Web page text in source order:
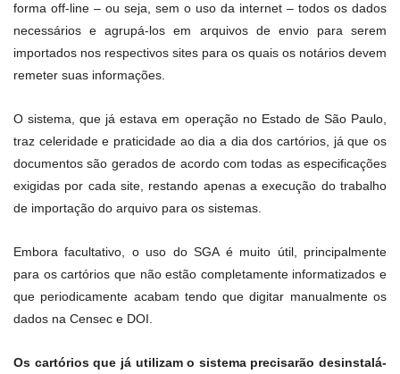
forma off-line – ou seja, sem o uso da internet – todos os dados
necessários e agrupá-los em arquivos de envio para serem
importados nos respectivos sites para os quais os notários devem
remeter suas informações.
O sistema, que já estava em operação no Estado de São Paulo,
traz celeridade e praticidade ao dia a dia dos cartórios, já que os
documentos são gerados de acordo com todas as especificações
exigidas por cada site, restando apenas a execução do trabalho
de importação do arquivo para os sistemas.
Embora facultativo, o uso do SGA é muito útil, principalmente
para os cartórios que não estão completamente informatizados e
que periodicamente acabam tendo que digitar manualmente os
dados na Censec e DOI.
Os cartórios que já utilizam o sistema precisarão desinstalá-